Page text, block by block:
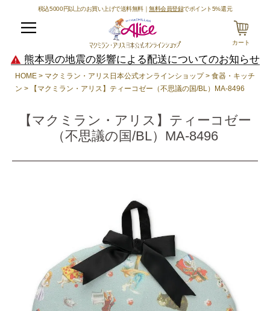
税込5000円以上のお買い上げで送料無料｜無料会員登録でポイント5%還元
カート
熊本県の地震の影響による配送についてのお知らせ
HOME マクミラン・アリス日本公式オンラインショップ
食器・キッチ
ン
【マクミラン・アリス】ティーコゼー（不思議の国/BL）MA-8496
【マクミラン・アリス】ティーコゼー
（不思議の国/BL）MA-8496